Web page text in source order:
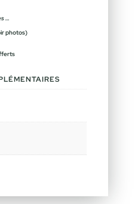
…
photos)